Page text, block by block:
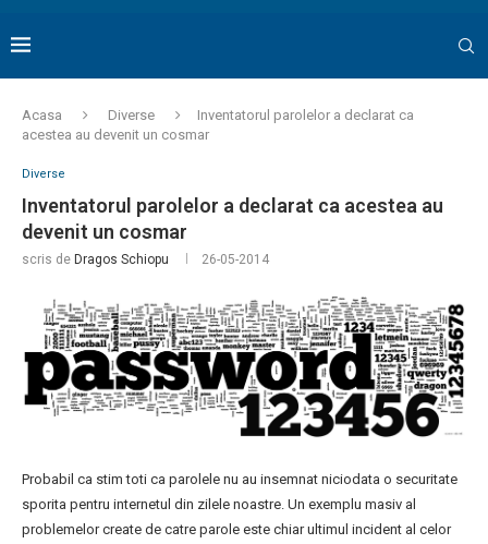
Acasa Diverse
Inventatorul parolelor a declarat ca
acestea au devenit un cosmar
Diverse
Inventatorul parolelor a declarat ca acestea au
devenit un cosmar
scris de Dragos Schiopu 26-05-2014
Probabil ca stim toti ca parolele nu au insemnat niciodata o securitate
sporita pentru internetul din zilele noastre. Un exemplu masiv al
problemelor create de catre parole este chiar ultimul incident al celor